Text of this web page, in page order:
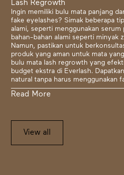
Lash Regrowth
Ingin memiliki bulu mata panjang
fake eyelashes? Simak beberapa
alami, seperti menggunakan
bahan-bahan alami seperti minyak
Namun, pastikan untuk
produk yang aman untuk mata
bulu mata lash regrowth yang
budget ekstra di Everlash.
natural tanpa harus menggunakan
Read More
View all